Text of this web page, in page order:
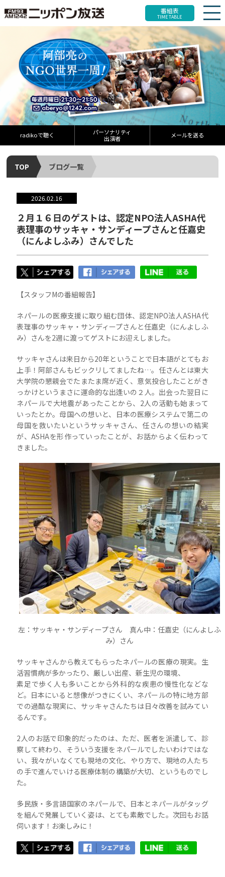
番組表
TIME TABLE
radikoで聴く
パーソナリティ
出演者
メールを送る
TOP ブログ一覧
2026.02.16
２月１６日のゲストは、認定NPO法人ASHA代
表理事のサッキャ・サンディープさんと任嘉史
（にんよしふみ）さんでした
【スタッフMの番組報告】
ネパールの医療支援に取り組む団体、認定NPO法人ASHA代
表理事のサッキャ・サンディープさんと任嘉史（にんよしふ
み）さんを2週に渡ってゲストにお迎えしました。
サッキャさんは来日から20年ということで日本語がとてもお
上手！阿部さんもビックリしてましたね…。任さんとは東大
大学院の懇親会でたまたま席が近く、意気投合したことがき
っかけというまさに運命的な出逢いの２人。出会った翌日に
ネパールで大地震があったことから、2人の活動も始まって
いったとか。母国への想いと、日本の医療システムで第二の
母国を救いたいというサッキャさん、任さんの想いの結実
が、ASHAを形作っていったことが、お話からよく伝わって
きました。
左：サッキャ・サンディープさん 真ん中：任嘉史（にんよしふ
み）さん
サッキャさんから教えてもらったネパールの医療の現実。生
活習慣病が多かったり、厳しい出産、新生児の環境、
素足で歩く人も多いことから外科的な疾患の慢性化などな
ど。日本にいると想像がつきにくい、ネパールの特に地方部
での過酷な現実に、サッキャさんたちは日々改善を試みてい
るんです。
2人のお話で印象的だったのは、ただ、医者を派遣して、診
察して終わり、そういう支援をネパールでしたいわけではな
い、我々がいなくても現地の文化、やり方で、現地の人たち
の手で進んでいける医療体制の構築が大切、というものでし
た。
多民族・多言語国家のネパールで、日本とネパールがタッグ
を組んで発展していく姿は、とても素敵でした。次回もお話
伺います！お楽しみに！